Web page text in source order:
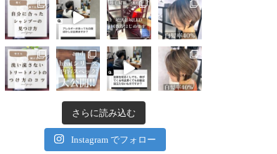
さらに読み込む
Instagram でフォロー